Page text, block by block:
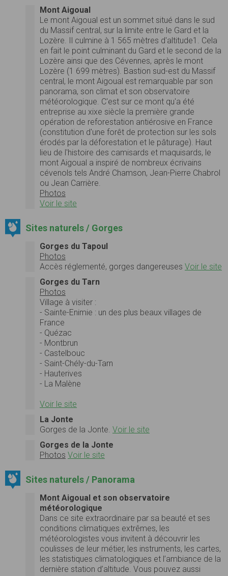
Mont Aigoual
Le mont Aigoual est un sommet situé dans le sud
du Massif central, sur la limite entre le Gard et la
Lozère. Il culmine à 1 565 mètres d'altitude1. Cela
en fait le point culminant du Gard et le second de la
Lozère ainsi que des Cévennes, après le mont
Lozère (1 699 mètres). Bastion sud-est du Massif
central, le mont Aigoual est remarquable par son
panorama, son climat et son observatoire
météorologique. C'est sur ce mont qu'a été
entreprise au xixe siècle la première grande
opération de reforestation antiérosive en France
(constitution d'une forêt de protection sur les sols
érodés par la déforestation et le pâturage). Haut
lieu de l'histoire des camisards et maquisards, le
mont Aigoual a inspiré de nombreux écrivains
cévenols tels André Chamson, Jean-Pierre Chabrol
ou Jean Carrière.
Photos
Voir le site
Sites naturels / Gorges
Gorges du Tapoul
Photos
Accès réglementé, gorges dangereuses Voir le site
Gorges du Tarn
Photos
Village à visiter :
- Sainte-Enimie : un des plus beaux villages de
France
- Quézac
- Montbrun
- Castelbouc
- Saint-Chély-du-Tarn
- Hauterives
- La Malène
Voir le site
La Jonte
Gorges de la Jonte. Voir le site
Gorges de la Jonte
Photos Voir le site
Sites naturels / Panorama
Mont Aigoual et son observatoire
météorologique
Dans ce site extraordinaire par sa beauté et ses
conditions climatiques extrêmes, les
météorologistes vous invitent à découvrir les
coulisses de leur métier, les instruments, les cartes,
les statistiques climatologiques et l’ambiance de la
dernière station d’altitude. Vous pouvez aussi